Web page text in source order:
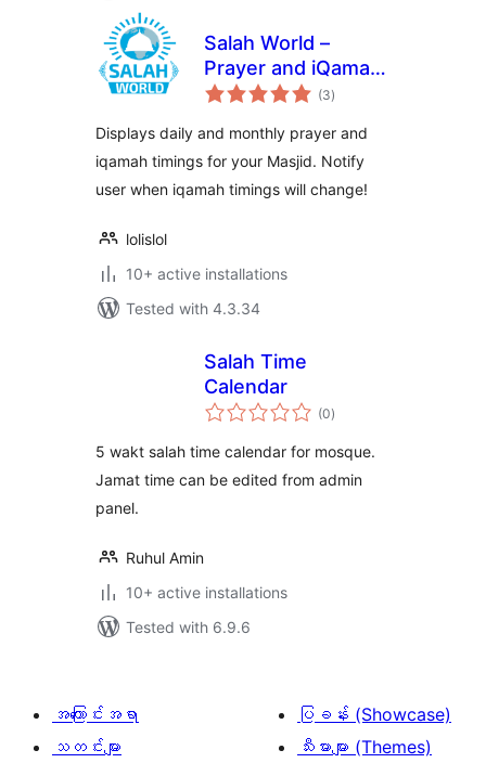
Salah World –
Prayer and iQamah
Timings for Masjids
(3total
ratings
)
Displays daily and monthly prayer and
iqamah timings for your Masjid. Notify
user when iqamah timings will change!
lolislol
10+ active installations
Tested with 4.3.34
Salah Time
Calendar
(0total
ratings
)
5 wakt salah time calendar for mosque.
Jamat time can be edited from admin
panel.
Ruhul Amin
10+ active installations
Tested with 6.9.6
အကြောင်းအရာ
သတင်းများ
ပြခန်း (Showcase)
သီးမားများ (Themes)